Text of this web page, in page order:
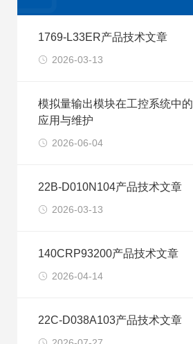
1769-L33ER产品技术文章
2026-03-13
模拟量输出模块在工控系统中的
应用与维护
2026-06-04
22B-D010N104产品技术文章
2026-03-13
140CRP93200产品技术文章
2026-04-14
22C-D038A103产品技术文章